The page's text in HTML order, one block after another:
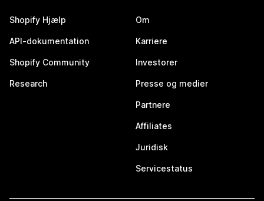
Shopify Hjælp
API-dokumentation
Shopify Community
Research
Om
Karriere
Investorer
Presse og medier
Partnere
Affiliates
Juridisk
Servicestatus